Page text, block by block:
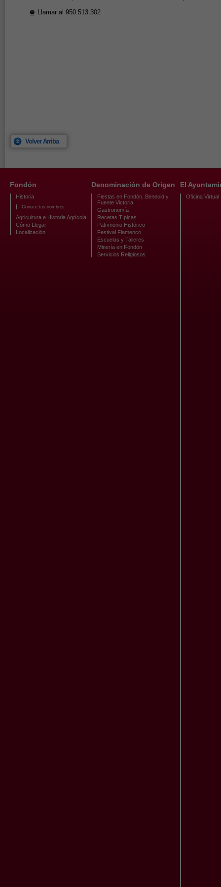
Llamar al 950.513.302
Volver Arriba
Fondón
Historia
Conoce tus nombres
Agricultura e Historia Agrícola
Cómo Llegar
Localización
Denominación de Origen
Fiestas en Fondón, Benecid y
Fuente Victoria
Gastronomía
Recetas Típicas
Patrimonio Histórico
Festival Flamenco
Escuelas y Talleres
Minería en Fondón
Servicios Religiosos
El
Oficina Virtual